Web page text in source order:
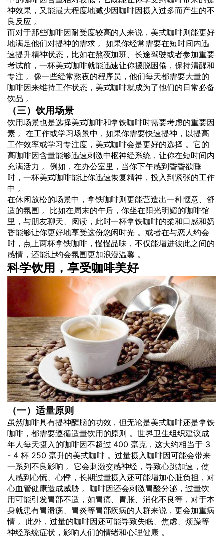
神效果，又能最大程度地减少因咖啡因摄入过多而产生的不
良反应 。
而对于那些咖啡因耐受度较高的人来说，美式咖啡则能更好
地满足他们对提神的需求 。如果你经常需要在短时间内迅
速提升精神状态，比如在熬夜加班、长途驾驶或者参加重要
考试前，一杯美式咖啡就能迅速让你摆脱困倦，保持清醒和
专注 。像一些经常熬夜的程序员，他们每天都需要大量的
咖啡因来维持工作状态，美式咖啡就成为了他们的日常必备
饮品 。
（三）饮用场景
饮用场景也是选择美式咖啡和拿铁咖啡时需要考虑的重要因
素 。在工作或学习场景中，如果你需要快速提神，以提高
工作效率或学习专注度，美式咖啡会是更好的选择 。它的
高咖啡因含量能够迅速刺激中枢神经系统，让你在短时间内
充满活力 。例如，在办公室里，当你下午感到昏昏欲睡
时，一杯美式咖啡能让你迅速恢复精神，投入到紧张的工作
中 。
在休闲放松的场景中，拿铁咖啡则更能营造出一种惬意、舒
适的氛围 。比如在周末的午后，你坐在阳光明媚的咖啡馆
里，与朋友聊天、阅读，此时一杯拿铁咖啡的柔和口感和奶
香能够让你更好地享受这份悠闲时光 。或者在与恋人约会
时，点上两杯拿铁咖啡，慢慢品味，不仅能增进彼此之间的
感情，还能让约会氛围更加浪漫温馨 。
科学饮用，享受咖啡美好
（一）适量原则
虽然咖啡具有提神醒脑的功效，但无论是美式咖啡还是拿铁
咖啡，都需要遵循适量饮用的原则 。世界卫生组织建议成
年人每天摄入的咖啡因不超过 400 毫克，这大约相当于 3
- 4 杯 250 毫升的美式咖啡 。过量摄入咖啡因可能会带来
一系列不良影响 。它会刺激交感神经，导致心跳加速，使
人感到心慌、心悸，长期过量摄入还可能增加心脏负担，对
心血管健康造成威胁 。咖啡因还会刺激胃酸分泌，过量饮
用可能引发胃部不适，如胃痛、胃胀、消化不良等，对于本
身就患有胃溃疡、胃炎等胃部疾病的人群来说，更会加重病
情 。此外，过量的咖啡因还可能导致失眠、焦虑、烦躁等
神经系统症状，影响人们的情绪和心理健康 。